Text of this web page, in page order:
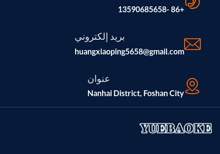
+86 -13590685658
بريد إلكتروني
huangxiaoping5658@gmail.com
عنوان
Nanhai District, Foshan City